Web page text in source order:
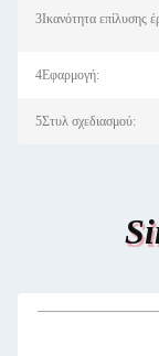
3Ικανότητα επίλυσης
4Εφαρμογή:
5Στυλ σχεδιασμού: